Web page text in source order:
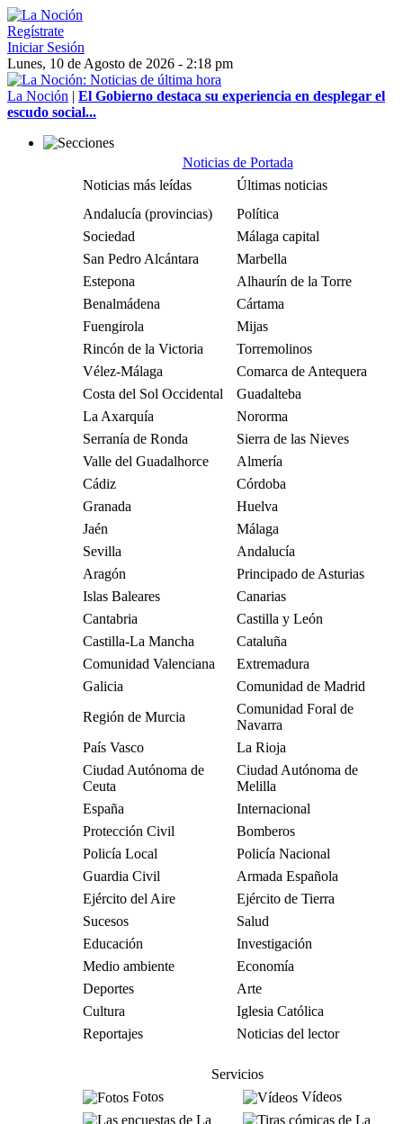
Regístrate
Iniciar Sesión
Lunes, 10 de Agosto de 2026 - 2:18 pm
La Noción | El Gobierno destaca su experiencia en desplegar el
escudo social...
Noticias de Portada
Noticias más leídas
Últimas noticias
Andalucía (provincias)
Política
Sociedad
Málaga capital
San Pedro Alcántara
Marbella
Estepona
Alhaurín de la Torre
Benalmádena
Cártama
Fuengirola
Mijas
Rincón de la Victoria
Torremolinos
Vélez-Málaga
Comarca de Antequera
Costa del Sol Occidental
Guadalteba
La Axarquía
Nororma
Serranía de Ronda
Sierra de las Nieves
Valle del Guadalhorce
Almería
Cádiz
Córdoba
Granada
Huelva
Jaén
Málaga
Sevilla
Andalucía
Aragón
Principado de Asturias
Islas Baleares
Canarias
Cantabria
Castilla y León
Castilla-La Mancha
Cataluña
Comunidad Valenciana
Extremadura
Galicia
Comunidad de Madrid
Región de Murcia
Comunidad Foral de
Navarra
País Vasco
La Rioja
Ciudad Autónoma de
Ceuta
Ciudad Autónoma de
Melilla
España
Internacional
Protección Civil
Bomberos
Policía Local
Policía Nacional
Guardia Civil
Armada Española
Ejército del Aire
Ejército de Tierra
Sucesos
Salud
Educación
Investigación
Medio ambiente
Economía
Deportes
Arte
Cultura
Iglesia Católica
Reportajes
Noticias del lector
Servicios
Fotos
Vídeos